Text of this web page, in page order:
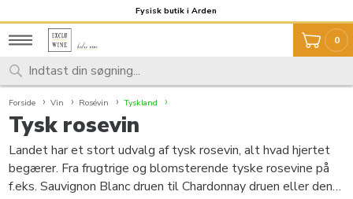
Fragt 59,- Fri fragt over 999,-
Fysisk butik i Arden
0
Forside Vin Rosévin Tyskland
Tysk rosevin
Landet har et stort udvalg af tysk rosevin, alt hvad hjertet
begærer. Fra frugtrige og blomsterende tyske rosevine på
f.eks. Sauvignon Blanc druen til Chardonnay druen eller den